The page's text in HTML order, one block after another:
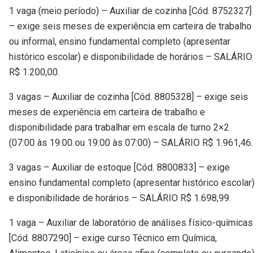
1 vaga (meio período) – Auxiliar de cozinha [Cód. 8752327]
– exige seis meses de experiência em carteira de trabalho
ou informal, ensino fundamental completo (apresentar
histórico escolar) e disponibilidade de horários – SALÁRIO
R$ 1.200,00.
3 vagas – Auxiliar de cozinha [Cód. 8805328] – exige seis
meses de experiência em carteira de trabalho e
disponibilidade para trabalhar em escala de turno 2×2
(07:00 às 19:00 ou 19:00 às 07:00) – SALÁRIO R$ 1.961,46.
3 vagas – Auxiliar de estoque [Cód. 8800833] – exige
ensino fundamental completo (apresentar histórico escolar)
e disponibilidade de horários – SALÁRIO R$ 1.698,99.
1 vaga – Auxiliar de laboratório de análises físico-químicas
[Cód. 8807290] – exige curso Técnico em Química,